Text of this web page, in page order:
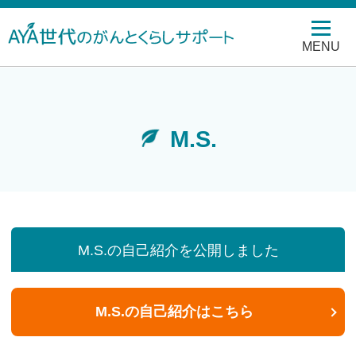
MENU
M.S.
​M.S.​の自己紹介を公開しました
​M.S.​の自己紹介はこちら